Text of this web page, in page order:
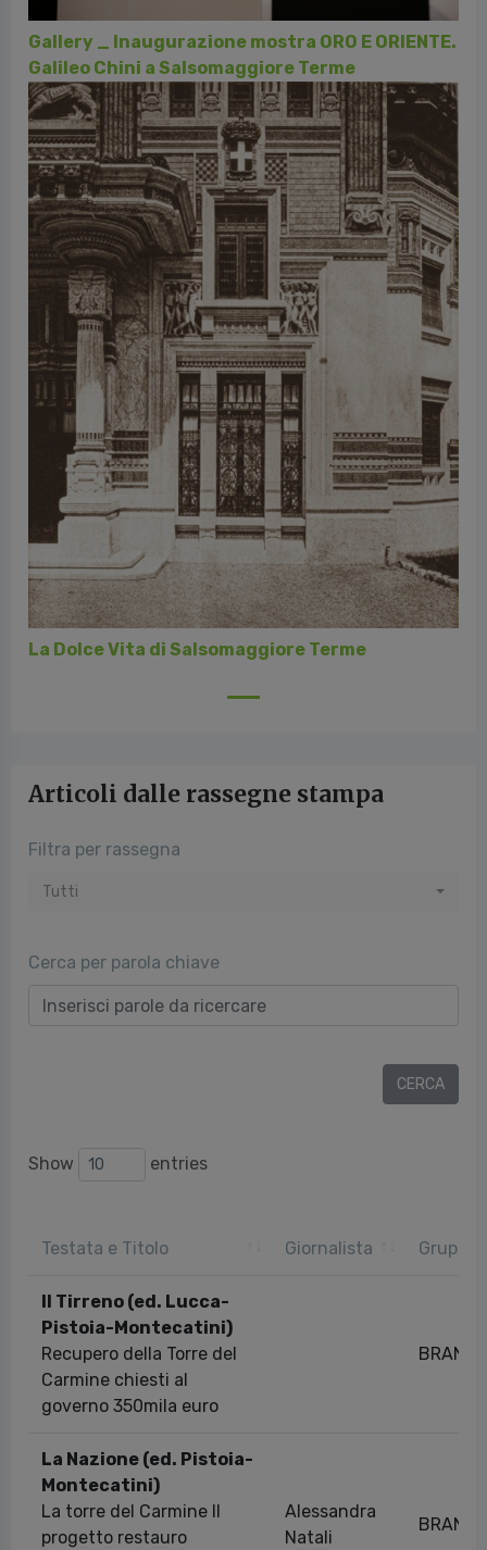
Gallery _ Inaugurazione mostra ORO E ORIENTE.
Galileo Chini a Salsomaggiore Terme
La Dolce Vita di Salsomaggiore Terme
Articoli dalle rassegne stampa
Filtra per rassegna
Tutti
Cerca per parola chiave
Show entries
Testata e Titolo Giornalista Gruppo
Il Tirreno (ed. Lucca-
Pistoia-Montecatini)
Recupero della Torre del
Carmine chiesti al
governo 350mila euro
BRAND
La Nazione (ed. Pistoia-
Montecatini)
La torre del Carmine Il
progetto restauro
Alessandra
Natali
BRAND